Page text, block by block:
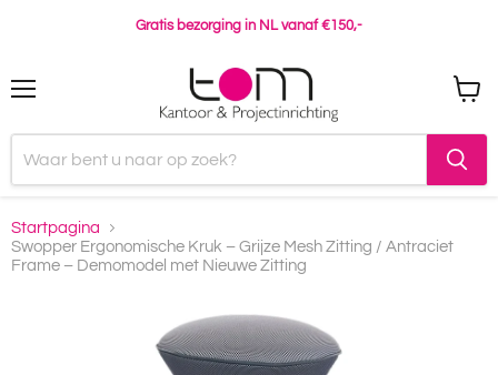
Gratis bezorging in NL vanaf €150,-
Startpagina
Swopper Ergonomische Kruk – Grijze Mesh Zitting / Antraciet
Frame – Demomodel met Nieuwe Zitting